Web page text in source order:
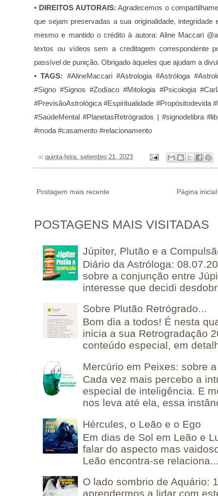
• DIREITOS AUTORAIS: Agradecemos o
que sejam preservadas a sua originalidade,
mesmo e mantido o crédito à autora: Aline Maccari
textos ou vídeos sem a creditagem correspondente
passível de punição. Obrigado àqueles que ajudam a
•TAGS: #AlineMaccari #Astrologia #Astróloga
#Signo #Signos #Zodíaco #Mitologia #Psicologia
#PrevisãoAstrológica #Espiritualidade #Propósitodevida
#SaúdeMental #PlanetasRetrógrados |
#signodelibra
#moda #casamento #relacionamento
at quinta-feira, setembro 21, 2023
Postagem mais recente Página inicial
POSTAGENS MAIS VISITADAS
Júpiter, Plutão e a
Diário da Astróloga:
sobre a conjunção entre
interesse que decidi
Sobre Plutão Retrógrado...
Bom dia a todos! É nesta
inicia a sua Retrogradação
conteúdo especial, em
Mercúrio em Peixes: sobre
Cada vez mais percebo a
especial de inteligência. E
nos leva até ela, essa
Hércules, o Leão e o Ego
Em dias de Sol em Leão e
falar do aspecto mas
Leão encontra-se
O lado sombrio de Aquário:
aprendermos a lidar com